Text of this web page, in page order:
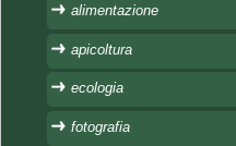
alimentazione
apicoltura
ecologia
fotografia